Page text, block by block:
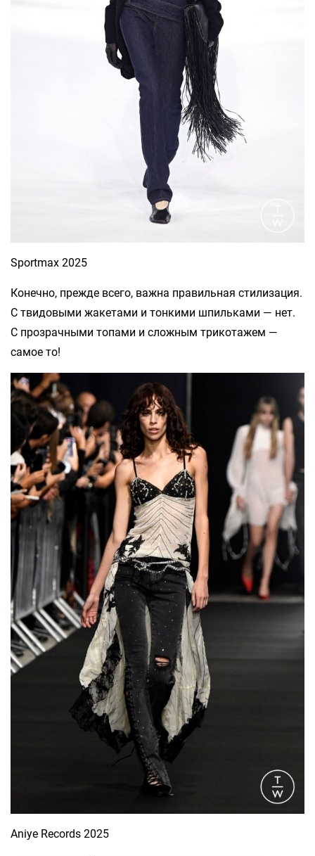
Sportmax 2025
Конечно, прежде всего, важна правильная стилизация.
С твидовыми жакетами и тонкими шпильками — нет.
С прозрачными топами и сложным трикотажем —
самое то!
Aniye Records 2025